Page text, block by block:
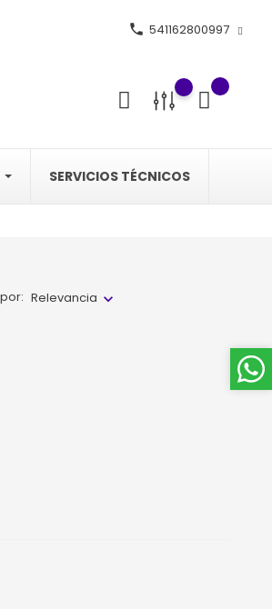
phone 541162800997
SERVICIOS TÉCNICOS
Relevancia